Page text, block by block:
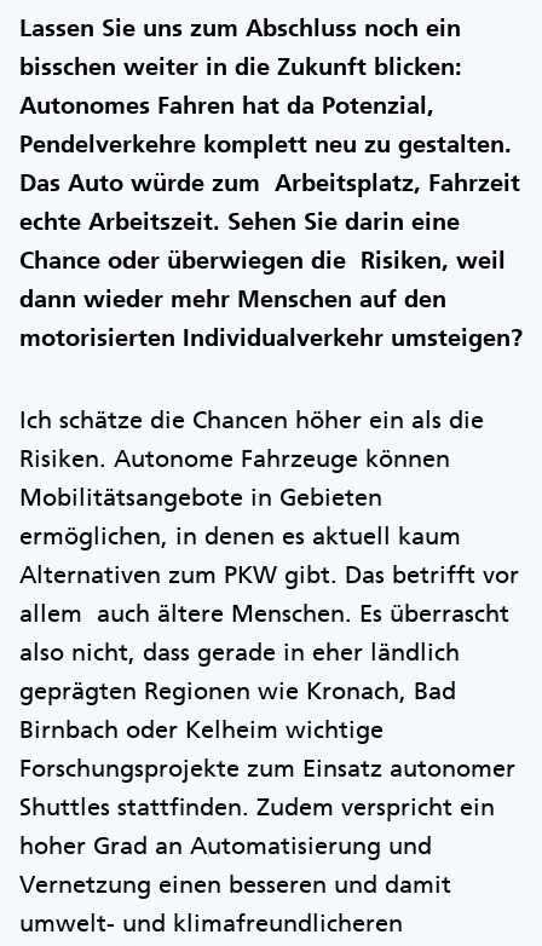
Lassen Sie uns zum Abschluss noch ein
bisschen weiter in die Zukunft blicken:
Autonomes Fahren hat da Potenzial,
Pendelverkehre komplett neu zu gestalten.
Das Auto würde zum Arbeitsplatz, Fahrzeit
echte Arbeitszeit. Sehen Sie darin eine
Chance oder überwiegen die Risiken, weil
dann wieder mehr Menschen auf den
motorisierten Individualverkehr umsteigen?
Ich schätze die Chancen höher ein als die
Risiken. Autonome Fahrzeuge können
Mobilitätsangebote in Gebieten
ermöglichen, in denen es aktuell kaum
Alternativen zum PKW gibt. Das betrifft vor
allem auch ältere Menschen. Es überrascht
also nicht, dass gerade in eher ländlich
geprägten Regionen wie Kronach, Bad
Birnbach oder Kelheim wichtige
Forschungsprojekte zum Einsatz autonomer
Shuttles stattfinden. Zudem verspricht ein
hoher Grad an Automatisierung und
Vernetzung einen besseren und damit
umwelt- und klimafreundlicheren